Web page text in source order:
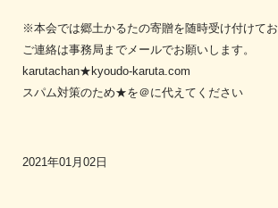
※本会では郷土かるたの寄贈を随時受け付けてお
ご連絡は事務局までメールでお願いします。
karutachan★kyoudo-karuta.com
スパム対策のため★を＠に代えてください
2021年01月02日